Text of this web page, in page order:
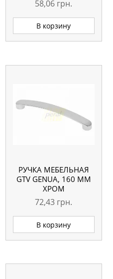
58,06 грн.
В корзину
РУЧКА МЕБЕЛЬНАЯ
GTV GENUA, 160 ММ
ХРОМ
72,43 грн.
В корзину